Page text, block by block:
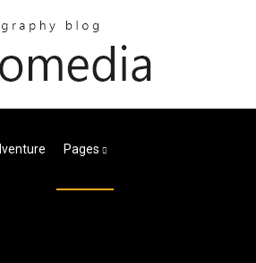
Pages